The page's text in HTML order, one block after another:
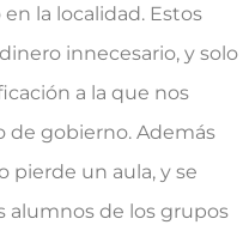
la localidad. Estos
innecesario, y solo
a la que nos
de gobierno. Además
pierde un aula, y se
alumnos de los grupos